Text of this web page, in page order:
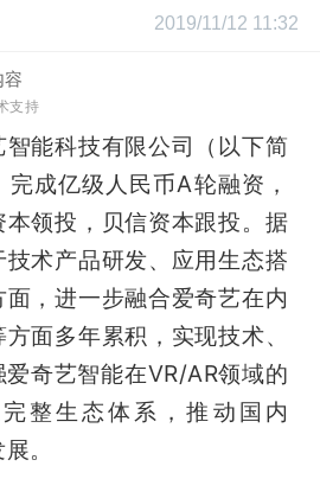
2019/11/12 11:32
支持
能科技有限公司（以下简
成亿级人民币A轮融资，
领投，贝信资本跟投。据
术产品研发、应用生态搭
，进一步融合爱奇艺在内
面多年累积，实现技术、
奇艺智能在VR/AR领域的
整生态体系，推动国内
。